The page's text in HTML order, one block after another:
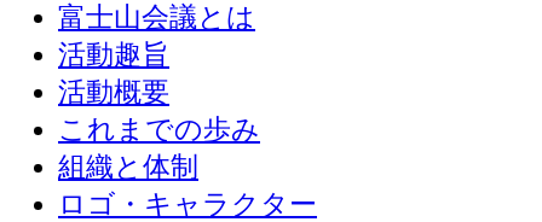
富士山会議とは
活動趣旨
活動概要
これまでの歩み
組織と体制
ロゴ・キャラクター